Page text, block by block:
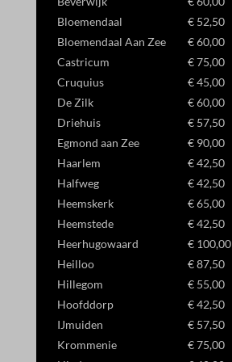
Bloemendaal
€ 52,50
Bloemendaal Aan Zee
€ 60,00
Castricum
€ 75,00
Cruquius
€ 45,00
De Zilk
€ 60,00
Driehuis
€ 57,50
Egmond aan Zee
€ 90,00
Haarlem
€ 42,50
Halfweg
€ 42,50
Heemskerk
€ 65,00
Heemstede
€ 42,50
Heerhugowaard
€ 100,00
Heilloo
€ 87,50
Hillegom
€ 55,00
Hoofddorp
€ 42,50
IJmuiden
€ 57,50
Krommenie
€ 75,00
_gcl_gb
_gcl_gs
ssm_au_c